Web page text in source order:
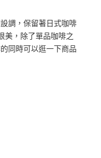
調，保留著日式咖啡
美，除了單品咖啡之
同時可以逛一下商品